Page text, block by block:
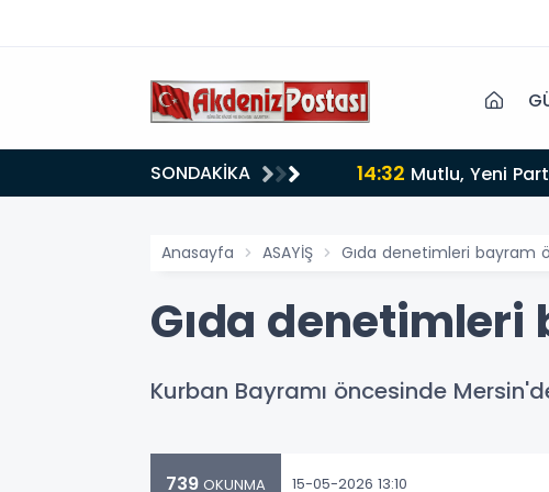
SONDAKİKA 14:32 Mutlu, Yeni
Anasayfa ASAYİŞ Gıda denetimleri bayram
Gıda denetimleri
Kurban Bayramı öncesinde
739 OKUNMA 15-05-2026 13:10